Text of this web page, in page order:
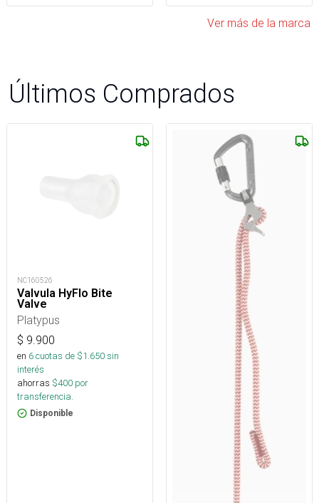
Ver más de la marca
Últimos Comprados
NC160526
Valvula HyFlo Bite
Valve
Platypus
$ 9.900
en 6cuotas de $1.650sin
interés
ahorras $400 por
transferencia.
Disponible